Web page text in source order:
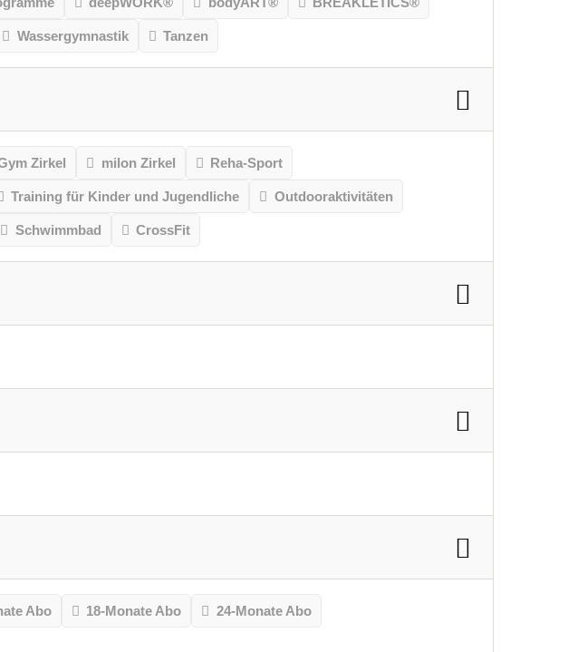
Wassergymnastik Tanzen
Zirkel milon Zirkel Reha-Sport
Training für Kinder und Jugendliche Outdooraktivitäten
Schwimmbad CrossFit
Abo 18-Monate Abo 24-Monate Abo